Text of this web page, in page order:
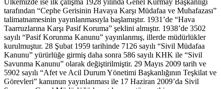
tarafından “Cephe Gerisinin Havaya Karşı Müdafaa ve Muhafazası”
talimatnamesinin yayınlanmasıyla başlamıştır. 1931’de “Hava
Taarruzlarına Karşı Pasif Koruma” şeklini almıştır. 1938’de 3502
sayılı “Pasif Korunma Kanunu” yayınlanmış, illerde müdürlükler
kurulmuştur. 28 Şubat 1959 tarihinde 7126 sayılı “Sivil Müdafaa
Kanunu” yürürlüğe girmiş daha sonra 586 sayılı KHK ile “Sivil
Savunma Kanunu” olarak değiştirilmiştir. 29 Mayıs 2009 tarih ve
5902 sayılı “Afet ve Acil Durum Yönetimi Başkanlığının Teşkilat ve
Görevleri” kanunun yayınlanması ile 17 Haziran 2009’da Sivil